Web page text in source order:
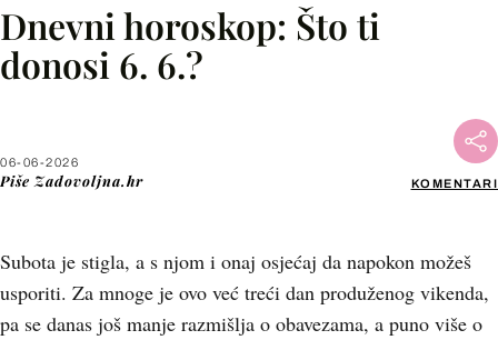
Dnevni horoskop: Što ti
donosi 6. 6.?
06-06-2026
Piše Zadovoljna.hr KOMENTARI
Subota je stigla, a s njom i onaj osjećaj da napokon možeš
usporiti. Za mnoge je ovo već treći dan produženog vikenda,
pa se danas još manje razmišlja o obavezama, a puno više o
Facebook